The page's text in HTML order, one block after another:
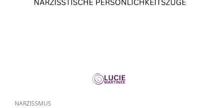
CAT
NARZISSMUS